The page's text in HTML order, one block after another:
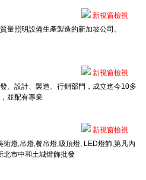
新視窗檢視
量照明設備生產製造的新加坡公司。
新視窗檢視
、設計、製造、行銷部門，成立迄今10多
並配有專業
新視窗檢視
術燈,吊燈,餐吊燈,吸頂燈, LED燈飾,第凡內
北市中和土城燈飾批發